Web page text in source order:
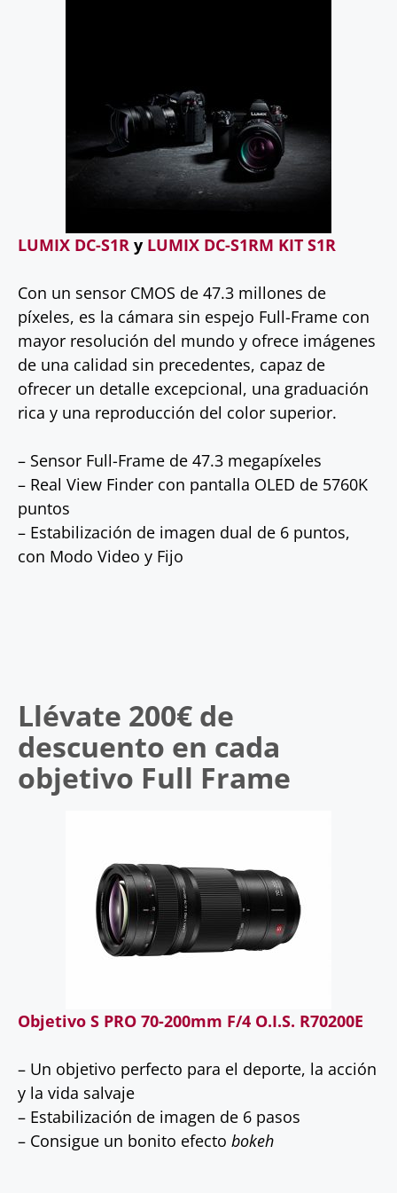
LUMIX DC-S1R y LUMIX DC-S1RM KIT S1R
Con un sensor CMOS de 47.3 millones de
píxeles, es la cámara sin espejo Full-Frame con
mayor resolución del mundo y ofrece imágenes
de una calidad sin precedentes, capaz de
ofrecer un detalle excepcional, una graduación
rica y una reproducción del color superior.
– Sensor Full-Frame de 47.3 megapíxeles
– Real View Finder con pantalla OLED de 5760K
puntos
– Estabilización de imagen dual de 6 puntos,
con Modo Video y Fijo
Llévate 200€ de
descuento en cada
objetivo Full Frame
Objetivo S PRO 70-200mm F/4 O.I.S. R70200E
– Un objetivo perfecto para el deporte, la acción
y la vida salvaje
– Estabilización de imagen de 6 pasos
– Consigue un bonito efecto bokeh